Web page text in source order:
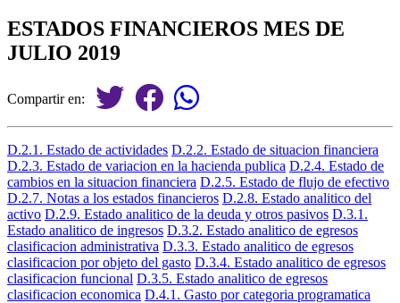
ESTADOS FINANCIEROS MES DE
JULIO 2019
Compartir en:
D.2.1. Estado de actividades D.2.2. Estado de situacion financiera
D.2.3. Estado de variacion en la hacienda publica D.2.4. Estado de
cambios en la situacion financiera D.2.5. Estado de flujo de efectivo
D.2.7. Notas a los estados financieros D.2.8. Estado analitico del
activo D.2.9. Estado analitico de la deuda y otros pasivos D.3.1.
Estado analitico de ingresos D.3.2. Estado analitico de egresos
clasificacion administrativa D.3.3. Estado analitico de egresos
clasificacion por objeto del gasto D.3.4. Estado analitico de egresos
clasificacion funcional D.3.5. Estado analitico de egresos
clasificacion economica D.4.1. Gasto por categoria programatica